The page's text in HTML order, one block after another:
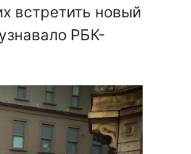
встретить новый
РБК-